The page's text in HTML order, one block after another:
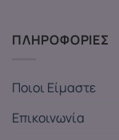
ΠΛΗΡΟΦΟΡΙΕΣ
Ποιοι Είμαστε
Επικοινωνία